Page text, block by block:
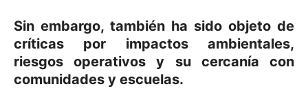
Sin embargo, también ha sido objeto de
críticas por impactos ambientales,
riesgos operativos y su cercanía con
comunidades y escuelas.